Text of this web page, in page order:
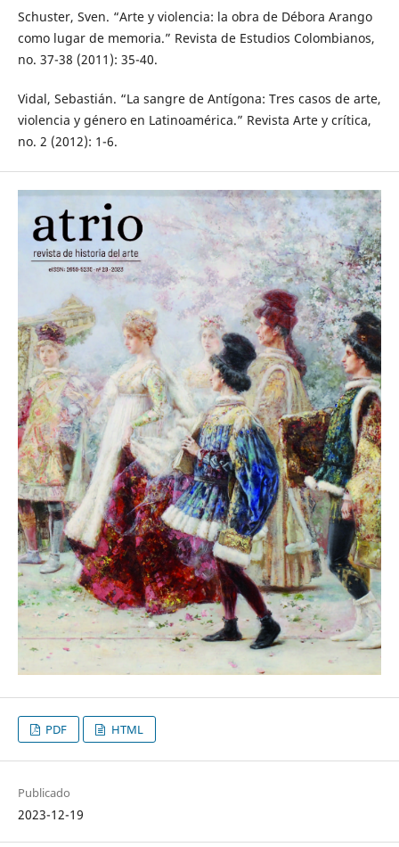
Schuster, Sven. “Arte y violencia: la obra de Débora Arango
como lugar de memoria.” Revista de Estudios Colombianos,
no. 37-38 (2011): 35-40.
Vidal, Sebastián. “La sangre de Antígona: Tres casos de arte,
violencia y género en Latinoamérica.” Revista Arte y crítica,
no. 2 (2012): 1-6.
PDF HTML
Publicado
2023-12-19